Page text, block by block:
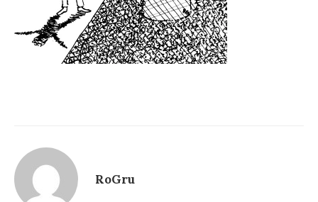
RoGru